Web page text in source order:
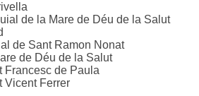
de la Mare de Déu de la Salut
de Sant Ramon Nonat
de Déu de la Salut
Francesc de Paula
Vicent Ferrer